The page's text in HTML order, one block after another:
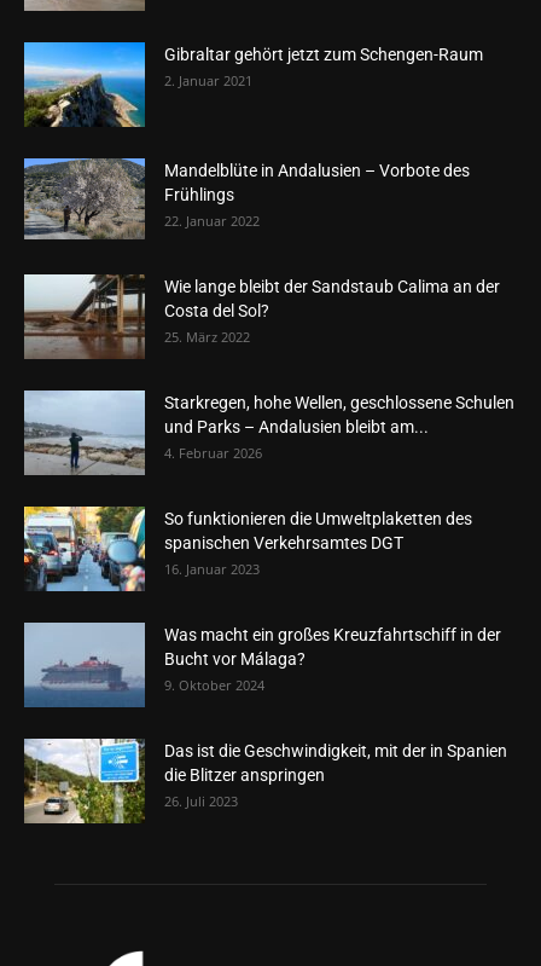
Gibraltar gehört jetzt zum Schengen-Raum
2. Januar 2021
Mandelblüte in Andalusien – Vorbote des
Frühlings
22. Januar 2022
Wie lange bleibt der Sandstaub Calima an der
Costa del Sol?
25. März 2022
Starkregen, hohe Wellen, geschlossene Schulen
und Parks – Andalusien bleibt am...
4. Februar 2026
So funktionieren die Umweltplaketten des
spanischen Verkehrsamtes DGT
16. Januar 2023
Was macht ein großes Kreuzfahrtschiff in der
Bucht vor Málaga?
9. Oktober 2024
Das ist die Geschwindigkeit, mit der in Spanien
die Blitzer anspringen
26. Juli 2023